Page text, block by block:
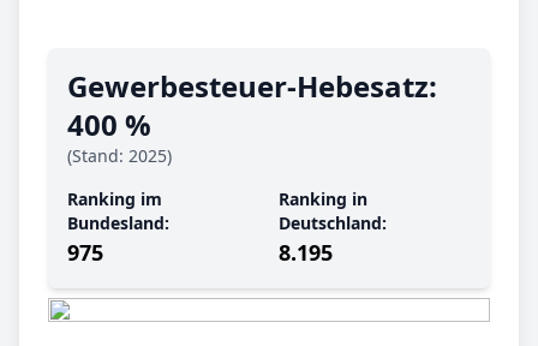
Gewerbe­steuer-Hebe­satz:
400 %
(Stand: 2025)
Ranking im
Bundesland:
975
Ranking in
Deutschland:
8.195